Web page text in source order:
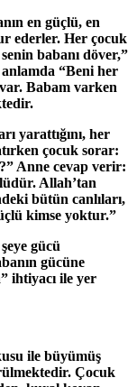
en güçlü, en
ederler. Her çocuk
babanı döver,”
“Beni her
Babam varken
yarattığını, her
çocuk sorar:
Anne cevap verir:
Allah’tan
bütün canlıları,
kimse yoktur.”
gücü
gücüne
ihtiyacı ile yer
ile büyümüş
Çocuk